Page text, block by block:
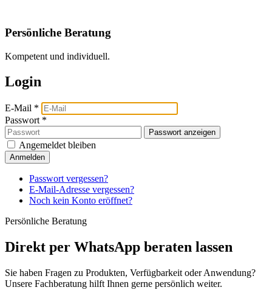
Persönliche Beratung
Kompetent und individuell.
Login
E-Mail *
Passwort *
Passwort anzeigen
Angemeldet bleiben
Anmelden
Passwort vergessen?
E-Mail-Adresse vergessen?
Noch kein Konto eröffnet?
Persönliche Beratung
Direkt per WhatsApp beraten lassen
Sie haben Fragen zu Produkten, Verfügbarkeit oder Anwendung?
Unsere Fachberatung hilft Ihnen gerne persönlich weiter.